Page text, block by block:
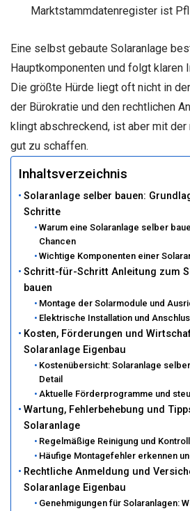
Marktstammdatenregister ist
Eine selbst gebaute Solaranlage
Hauptkomponenten und folgt klaren
Die größte Hürde liegt oft nicht in
der Bürokratie und den rechtlichen
klingt abschreckend, ist aber mit
gut zu schaffen.
Inhaltsverzeichnis
Solaranlage selber bauen:
Schritte
Warum eine Solaranlage selber
Chancen
Wichtige Komponenten einer
Schritt-für-Schritt Anleitung zum
bauen
Montage der Solarmodule und
Elektrische Installation und
Kosten, Förderungen und
Solaranlage Eigenbau
Kostenübersicht: Solaranlage
Detail
Aktuelle Förderprogramme und
Wartung, Fehlerbehebung und
Solaranlage
Regelmäßige Reinigung und
Häufige Montagefehler erkennen
Rechtliche Anmeldung und
Solaranlage Eigenbau
Genehmigungen für Solaranlagen: